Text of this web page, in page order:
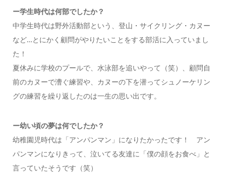
ー学生時代は何部でしたか？
中学生時代は野外活動部という、登山・サイクリング・カヌー
など…とにかく顧問がやりたいことをする部活に入っていまし
た！
夏休みに学校のプールで、水泳部を追いやって（笑）、顧問自
前のカヌーで漕ぐ練習や、カヌーの下を潜ってシュノーケリン
グの練習を繰り返したのは一生の思い出です。
ー幼い頃の夢は何でしたか？
幼稚園児時代は「アンパンマン」になりたかったです！ アン
パンマンになりきって、泣いてる友達に「僕の顔をお食べ」と
言っていたそうです（笑）